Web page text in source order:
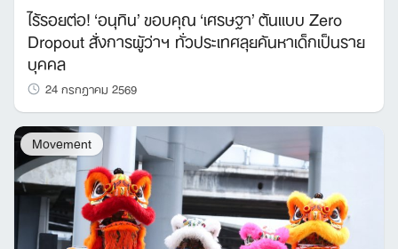
ไร้รอยต่อ! ‘อนุทิน’ ขอบคุณ ‘เศรษฐา’ ต้นแบบ Zero
Dropout สั่งการผู้ว่าฯ ทั่วประเทศลุยค้นหาเด็กเป็นราย
บุคคล
24 กรกฎาคม 2569
Movement